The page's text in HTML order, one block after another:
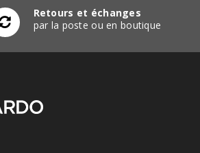
Retours et échanges
par la poste ou en boutique